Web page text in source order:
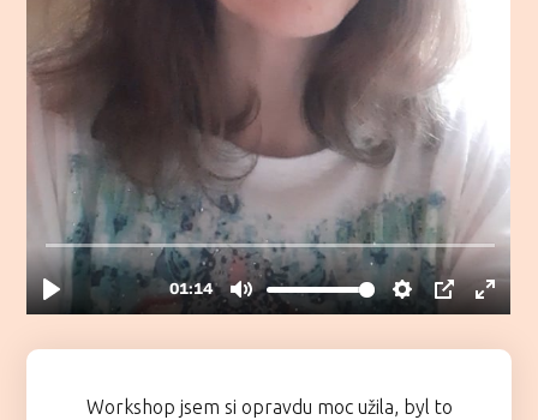
Workshop jsem si opravdu moc užila, byl to